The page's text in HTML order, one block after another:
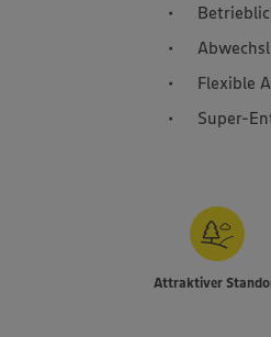
Flexible
Super-
Attraktiver